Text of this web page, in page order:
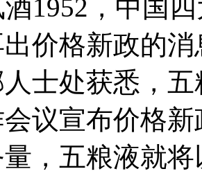
1952，中国
价格新政的
士处获悉，
议宣布价格
，五粮液就将